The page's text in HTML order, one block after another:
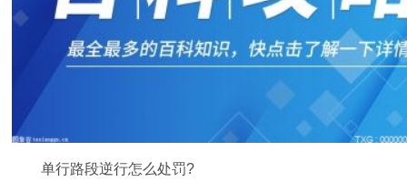
单行路段逆行怎么处罚?